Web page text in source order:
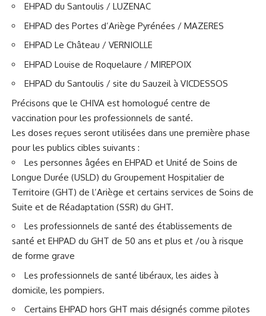
EHPAD du Santoulis / LUZENAC
EHPAD des Portes d’Ariège Pyrénées / MAZERES
EHPAD Le Château / VERNIOLLE
EHPAD Louise de Roquelaure / MIREPOIX
EHPAD du Santoulis / site du Sauzeil à VICDESSOS
Précisons que le CHIVA est homologué centre de
vaccination pour les professionnels de santé.
Les doses reçues seront utilisées dans une première phase
pour les publics cibles suivants :
Les personnes âgées en EHPAD et Unité de Soins de
Longue Durée (USLD) du Groupement Hospitalier de
Territoire (GHT) de l’Ariège et certains services de Soins de
Suite et de Réadaptation (SSR) du GHT.
Les professionnels de santé des établissements de
santé et EHPAD du GHT de 50 ans et plus et /ou à risque
de forme grave
Les professionnels de santé libéraux, les aides à
domicile, les pompiers.
Certains EHPAD hors GHT mais désignés comme pilotes